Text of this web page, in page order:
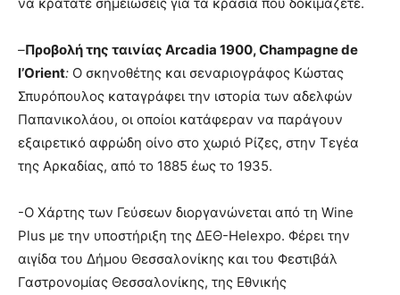
–Προβολή της ταινίας Arcadia 1900,Champagnede
l’Orient: Ο σκηνοθέτης και σεναριογράφος Κώστας
Σπυρόπουλος καταγράφει την ιστορία των αδελφών
Παπανικολάου, οι οποίοι κατάφεραν να παράγουν
εξαιρετικό αφρώδη οίνο στο χωριό Ρίζες, στην Τεγέα
της Αρκαδίας, από το 1885 έως το 1935.
-Ο Χάρτης των Γεύσεων διοργανώνεται από τη Wine
Plus με την υποστήριξη της ΔΕΘ-Helexpo. Φέρει την
αιγίδα του Δήμου Θεσσαλονίκης και του Φεστιβάλ
Γαστρονομίας Θεσσαλονίκης, της Εθνικής